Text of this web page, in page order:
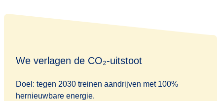
We verlagen de CO₂-uitstoot
Doel: tegen 2030 treinen aandrijven met 100%
hernieuwbare energie.